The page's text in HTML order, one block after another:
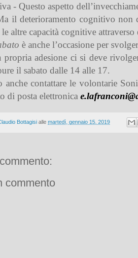
- Questo aspetto
il deterioramento cognitivo non
altre capacità cognitive
è anche l’occasione per
propria adesione ci si deve
il sabato dalle 14 alle 17.
anche contattare le volontarie
di posta elettronica
Bottagisi alle martedì, gennaio 15, 2019
commento